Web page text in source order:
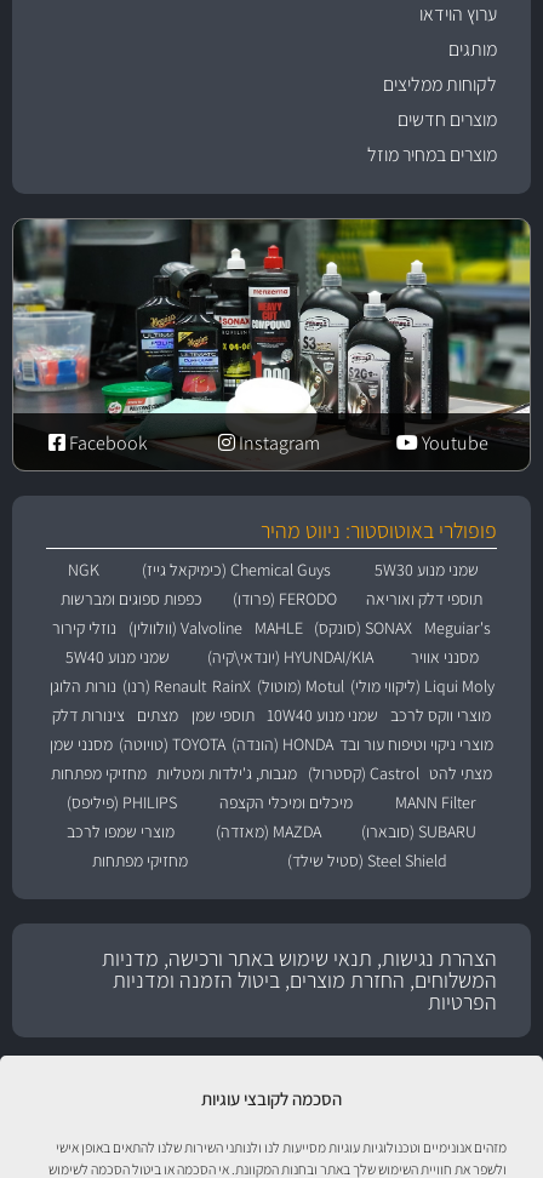
הסכמה לקובצי עוגיות
מזהים אנונימיים וטכנולוגיות עוגיות מסייעות לנו ולנותני השירות שלנו להתאים באופן אישי
ולשפר את חוויית השימוש שלך באתר ובחנות המקוונת. אי הסכמה או ביטול הסכמה לשימוש
ערוץ הוידאו
מותגים
לקוחות ממליצים
מוצרים חדשים
מוצרים במחיר מוזל
Youtube
Instagram
Facebook
פופולרי באוטוסטור: ניווט מהיר
שמני מנוע 5W30 Chemical Guys (כימיקאל גייז)
NGK
תוספי דלק ואוריאה
FERODO (פרודו)
כפפות ספוגים ומברשות
Meguiar's
SONAX (סונקס) MAHLE Valvoline (וולוולין)
נוזלי קירור
מסנני אוויר
HYUNDAI/KIA (יונדאי\קיה)
שמני מנוע 5W40
Liqui Moly (ליקווי מולי)
Motul (מוטול) RainX Renault (רנו)
נורות הלוגן
מוצרי ווקס לרכב
שמני מנוע 10W40 תוספי שמן מצתים
צינורות דלק
מוצרי ניקוי וטיפוח עור ובד HONDA (הונדה) TOYOTA (טויוטה)
מסנני שמן
מצתי להט Castrol (קסטרול) מגבות, ג'ילדות ומטליות מחזיקי מפתחות
MANN Filter
מיכלים ומיכלי הקצפה
PHILIPS (פיליפס)
SUBARU (סובארו)
MAZDA (מאזדה)
מוצרי שמפו לרכב
Steel Shield (סטיל שילד)
מחזיקי מפתחות
הצהרת נגישות, תנאי שימוש באתר ורכישה, מדניות
המשלוחים, החזרת מוצרים, ביטול הזמנה ומדניות
הפרטיות